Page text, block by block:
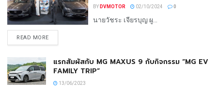
BY DVMOTOR 02/10/2024 0
นายวัชระ เจียรบุญ ผู...
READ MORE
แรกสัมผัสกับ MG MAXUS 9 กับกิจกรรม “MG EV
FAMILY TRIP”
13/06/2023